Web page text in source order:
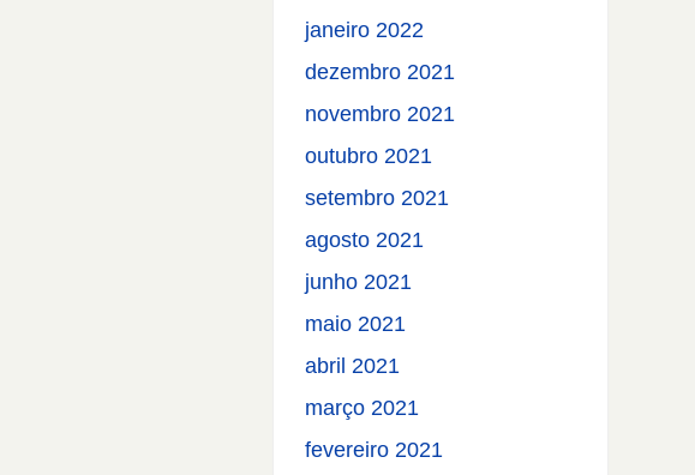
janeiro 2022
dezembro 2021
novembro 2021
outubro 2021
setembro 2021
agosto 2021
junho 2021
maio 2021
abril 2021
março 2021
fevereiro 2021